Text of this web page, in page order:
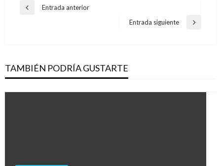
Navegación
Entrada
Entrada anterior
Entrada
Entrada siguiente
TAMBIÉN PODRÍA GUSTARTE